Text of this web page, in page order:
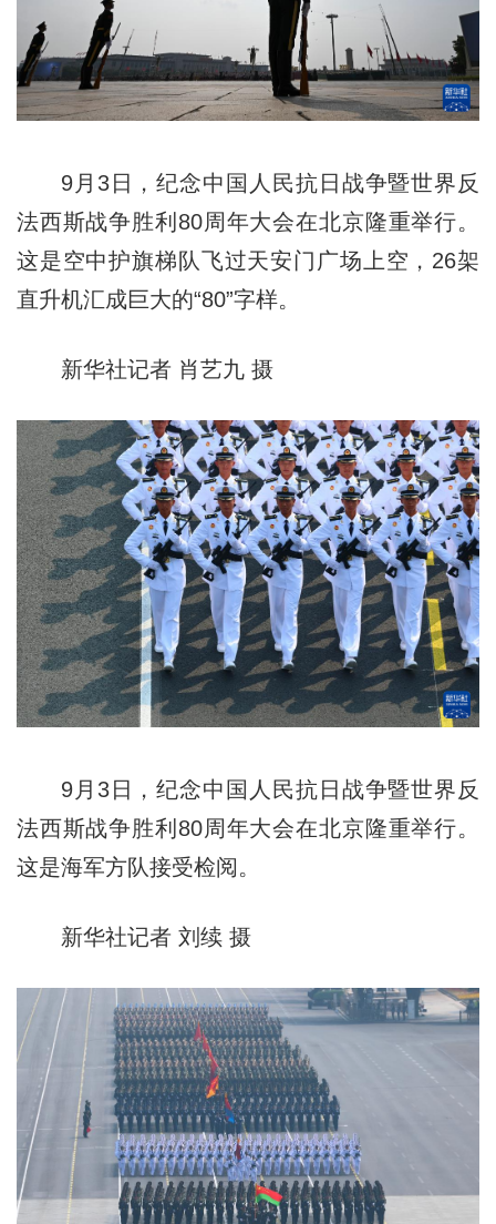
9月3日，纪念中国人民抗日战争暨世界反
法西斯战争胜利80周年大会在北京隆重举行。
这是空中护旗梯队飞过天安门广场上空，26架
直升机汇成巨大的“80”字样。
新华社记者 肖艺九 摄
9月3日，纪念中国人民抗日战争暨世界反
法西斯战争胜利80周年大会在北京隆重举行。
这是海军方队接受检阅。
新华社记者 刘续 摄